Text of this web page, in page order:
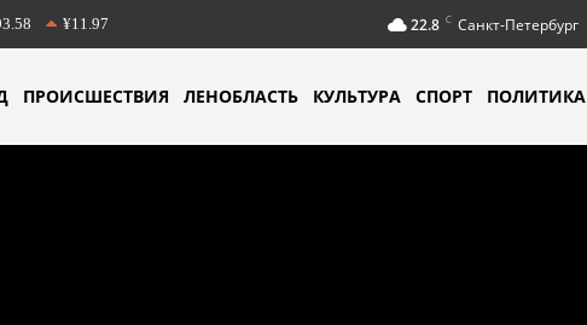
¥11.97 22.8 C Санкт-Петербург
ПРОИСШЕСТВИЯ ЛЕНОБЛАСТЬ КУЛЬТУРА СПОРТ ПОЛИТИКА